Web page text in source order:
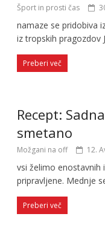
Šport in prosti čas
namaze se pridobiva
iz tropskih pragozdov
Preberi več
Recept:
smetano
Možgani na off 12.
vsi želimo enostavnih
pripravljene. Mednje
Preberi več